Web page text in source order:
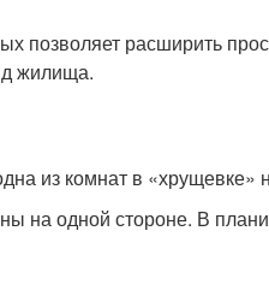
позволяет расширить
жилища.
из комнат в
на одной стороне. В